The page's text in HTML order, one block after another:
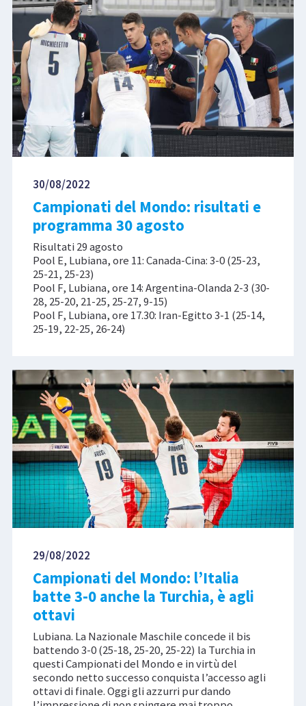
30/08/2022
Campionati del Mondo: risultati e
programma 30 agosto
Risultati 29 agosto
Pool E, Lubiana, ore 11: Canada-Cina: 3-0 (25-23,
25-21, 25-23)
Pool F, Lubiana, ore 14: Argentina-Olanda 2-3 (30-
28, 25-20, 21-25, 25-27, 9-15)
Pool F, Lubiana, ore 17.30: Iran-Egitto 3-1 (25-14,
25-19, 22-25, 26-24)
29/08/2022
Campionati del Mondo: l’Italia
batte 3-0 anche la Turchia, è agli
ottavi
Lubiana. La Nazionale Maschile concede il bis
battendo 3-0 (25-18, 25-20, 25-22) la Turchia in
questi Campionati del Mondo e in virtù del
secondo netto successo conquista l’accesso agli
ottavi di finale. Oggi gli azzurri pur dando